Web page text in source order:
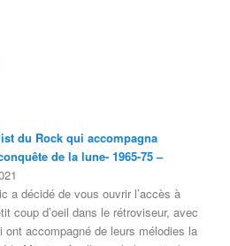
du Rock qui accompagna
de la lune- 1965-75 –
a décidé de vous ouvrir l’accès à
coup d’oeil dans le rétroviseur, avec
accompagné de leurs mélodies la